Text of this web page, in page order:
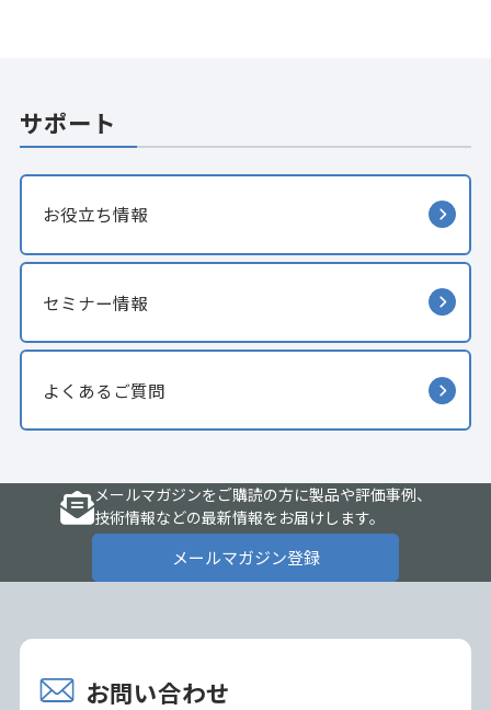
サポート
お役立ち情報
セミナー情報
よくあるご質問
メールマガジンをご購読の方に製品や評価事例、
技術情報などの最新情報をお届けします。
メールマガジン登録
お問い合わせ